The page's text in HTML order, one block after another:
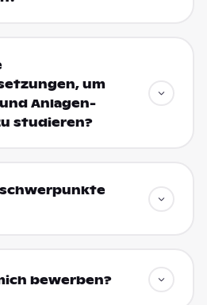
um
An­lagen­
studieren?
bewerben?